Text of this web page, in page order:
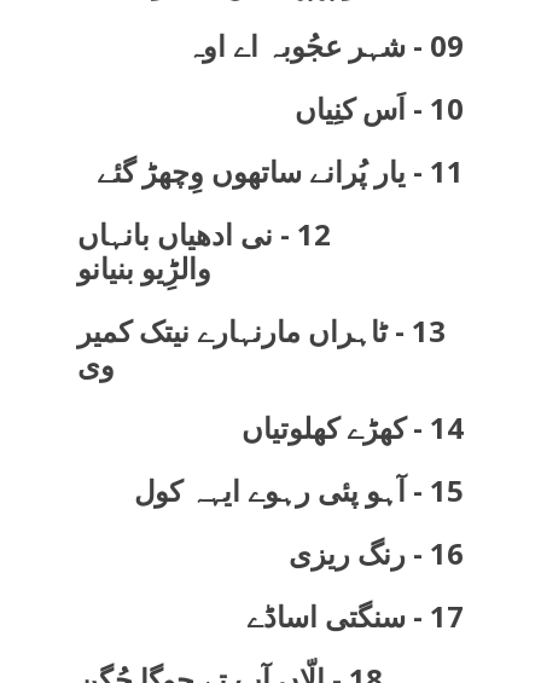
17 - سنگتی اساڈے
16 - رنگ ریزی
15 - آہو پئی رہوے ایہہ کول
14 - کھڑے کھلوتیاں
13 - ٹاہراں مارنہارے نیتک کمیر
وی
12 - نی ادھیاں بانہاں
والڑِیو بنیانو
11 - یار پُرانے ساتھوں وِچھڑ گئے
10 - اَس کنِیاں
09 - شہر عجُوبہ اے اوہ